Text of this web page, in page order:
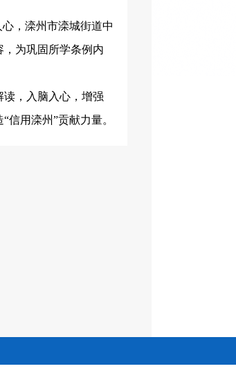
， 滦州市滦城街道中
，为巩固 所学条例内
， 入脑入心，增强
“信用滦州”贡献力量。